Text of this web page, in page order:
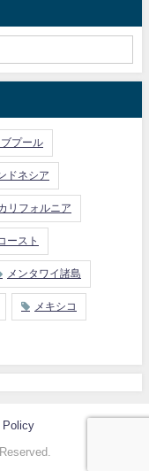
プール
ドネシア
リフォルニア
ースト
メンタワイ諸島
メキシコ
Policy